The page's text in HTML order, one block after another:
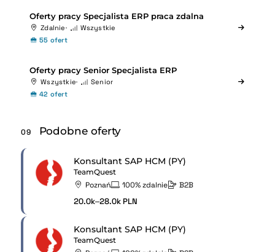
Oferty pracy Specjalista ERP praca zdalna
Zdalnie
Wszystkie
55 ofert
Oferty pracy Senior Specjalista ERP
Wszystkie
Senior
42 ofert
09 Podobne oferty
Konsultant SAP HCM (PY)
TeamQuest
Poznań 100% zdalnie B2B
20.0k–28.0k PLN
Konsultant SAP HCM (PY)
TeamQuest